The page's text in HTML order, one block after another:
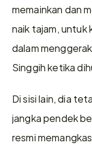
memainkan dan
naik tajam,
dalam
Singgih ketika
Di sisi lain, dia
jangka pendek
resmi